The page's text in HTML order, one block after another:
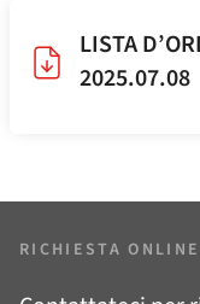
LISTA
2025.07.08
RICHIESTA ONLINE